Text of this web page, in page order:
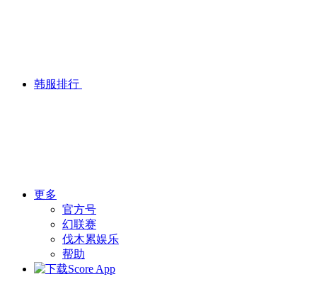
韩服排行
更多
官方号
幻联赛
伐木累娱乐
帮助